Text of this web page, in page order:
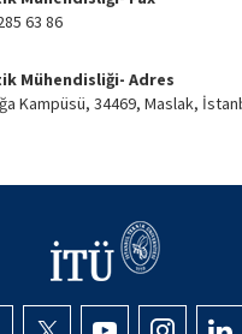
63 86
Mühendisliği- Adres
Kampüsü, 34469, Maslak,